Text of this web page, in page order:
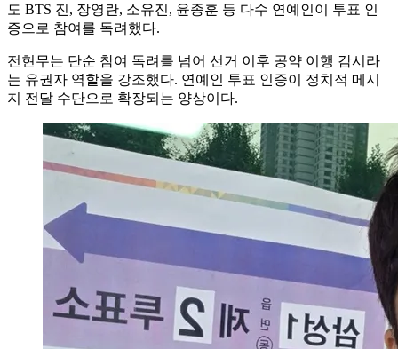
도 BTS 진, 장영란, 소유진, 윤종훈 등 다수 연예인이 투표 인
증으로 참여를 독려했다.
전현무는 단순 참여 독려를 넘어 선거 이후 공약 이행 감시라
는 유권자 역할을 강조했다. 연예인 투표 인증이 정치적 메시
지 전달 수단으로 확장되는 양상이다.